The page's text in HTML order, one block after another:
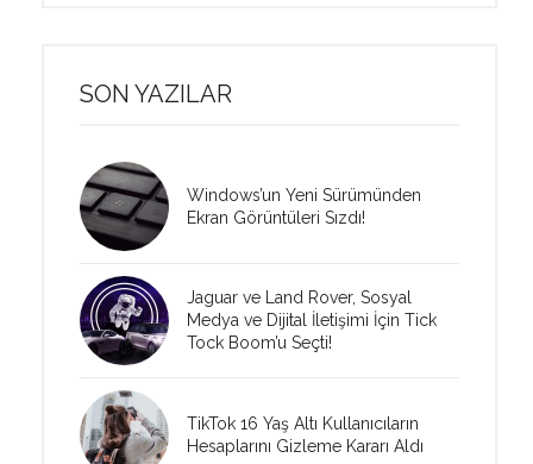
SON YAZILAR
Windows’un Yeni Sürümünden
Ekran Görüntüleri Sızdı!
Jaguar ve Land Rover, Sosyal
Medya ve Dijital İletişimi İçin Tick
Tock Boom’u Seçti!
TikTok 16 Yaş Altı Kullanıcıların
Hesaplarını Gizleme Kararı Aldı